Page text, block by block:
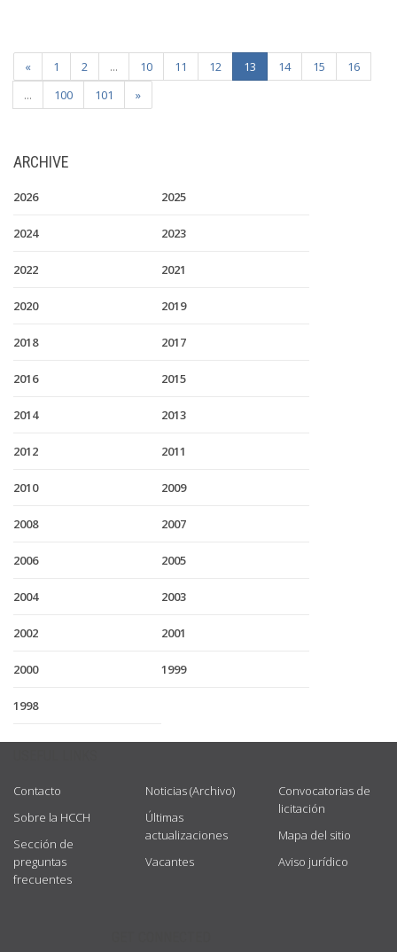
« 1 2 ... 10 11 12 13 14 15
16
...
100 101 »
ARCHIVE
2026 2025
2024 2023
2022 2021
2020 2019
2018 2017
2016 2015
2014 2013
2012 2011
2010 2009
2008 2007
2006 2005
2004 2003
2002 2001
2000 1999
1998
Contacto
Sobre la HCCH
Sección de
preguntas
frecuentes
Noticias (Archivo)
Últimas
actualizaciones
Vacantes
Convocatorias de
licitación
Mapa del sitio
Aviso jurídico